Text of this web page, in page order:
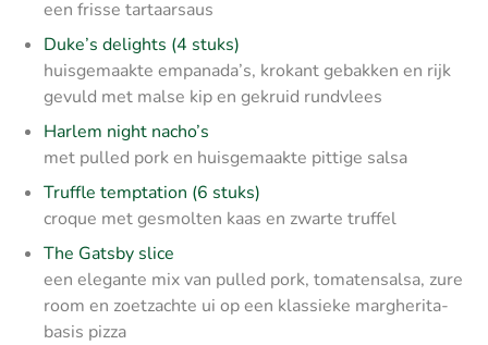
een frisse tartaarsaus
Duke’s delights (4 stuks)
huisgemaakte empanada’s, krokant gebakken en rijk
gevuld met malse kip en gekruid rundvlees
Harlem night nacho’s
met pulled pork en huisgemaakte pittige salsa
Truffle temptation (6 stuks)
croque met gesmolten kaas en zwarte truffel
The Gatsby slice
een elegante mix van pulled pork, tomatensalsa, zure
room en zoetzachte ui op een klassieke margherita-
basis pizza